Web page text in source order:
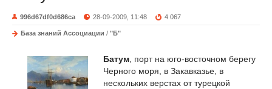
996d67df0d686ca 28-09-2009, 11:48 4 067
База знаний Ассоциации / "Б"
Батум , порт на юго-восточном берегу
Черного моря, в Закавказье, в
нескольких верстах от турецкой